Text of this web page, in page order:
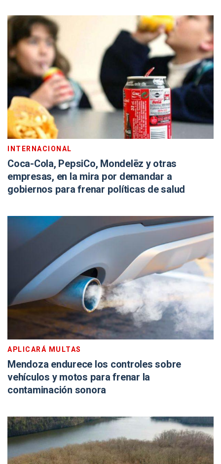
INTERNACIONAL
Coca-Cola, PepsiCo, Mondelēz y otras
empresas, en la mira por demandar a
gobiernos para frenar políticas de salud
APLICARÁ MULTAS
Mendoza endurece los controles sobre
vehículos y motos para frenar la
contaminación sonora